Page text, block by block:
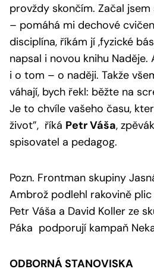
provždy skončím. Začal
– pomáhá mi dechové
disciplína, říkám jí ‚fyzické
napsal i novou knihu Naděje.
i o tom – o naději. Takže
váhají, bych řekl: běžte na
Je to chvíle vašeho času,
život”, říká Petr Váša,
spisovatel a pedagog.
Pozn. Frontman skupiny
Ambrož podlehl rakovině
Petr Váša a David Koller ze
Páka podporují kampaň
ODBORNÁ STANOVISKA